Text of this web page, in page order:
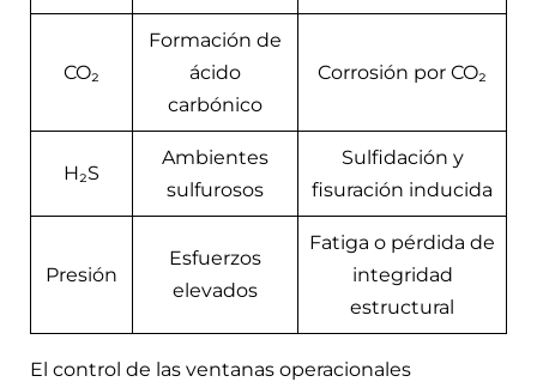
CO₂
Formación de
ácido
carbónico
Corrosión por CO₂
H₂S
Ambientes
sulfurosos
Sulfidación y
fisuración inducida
Presión
Esfuerzos
elevados
Fatiga o pérdida de
integridad
estructural
El control de las ventanas operacionales